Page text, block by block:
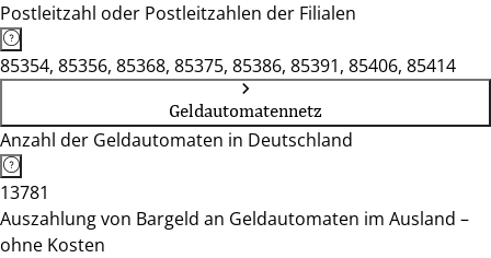
Postleitzahl oder Postleitzahlen der Filialen
85354, 85356, 85368, 85375, 85386, 85391, 85406, 85414
Geldautomatennetz
Anzahl der Geldautomaten in Deutschland
13781
Auszahlung von Bargeld an Geldautomaten im Ausland –
ohne Kosten